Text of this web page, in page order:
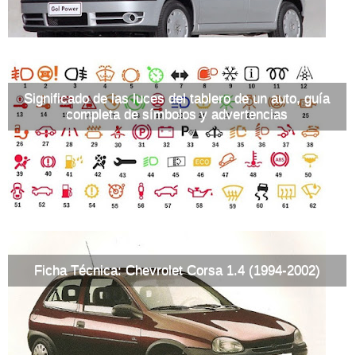
Significado de las luces del tablero de un auto, guía
completa de símbolos y advertencias
Ficha Técnica: Chevrolet Corsa 1.4 (1994-2002)